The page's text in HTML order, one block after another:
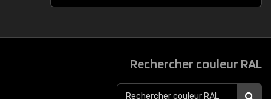
Rechercher couleur RAL